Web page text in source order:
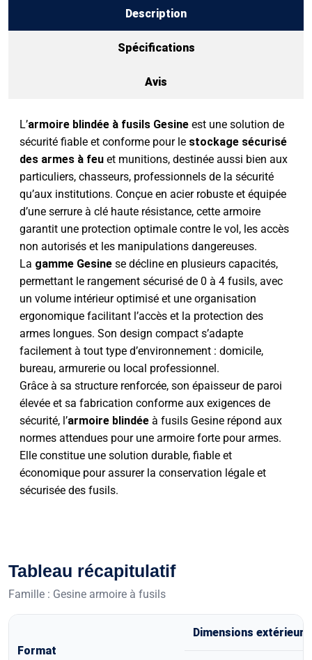
Description
Spécifications
Avis
L’armoire blindée à fusils Gesine est une solution de
sécurité fiable et conforme pour le stockage sécurisé
des armes à feu et munitions, destinée aussi bien aux
particuliers, chasseurs, professionnels de la sécurité
qu’aux institutions. Conçue en acier robuste et équipée
d’une serrure à clé haute résistance, cette armoire
garantit une protection optimale contre le vol, les accès
non autorisés et les manipulations dangereuses.
La gamme Gesine se décline en plusieurs capacités,
permettant le rangement sécurisé de 0 à 4 fusils, avec
un volume intérieur optimisé et une organisation
ergonomique facilitant l’accès et la protection des
armes longues. Son design compact s’adapte
facilement à tout type d’environnement : domicile,
bureau, armurerie ou local professionnel.
Grâce à sa structure renforcée, son épaisseur de paroi
élevée et sa fabrication conforme aux exigences de
sécurité, l’armoire blindée à fusils Gesine répond aux
normes attendues pour une armoire forte pour armes.
Elle constitue une solution durable, fiable et
économique pour assurer la conservation légale et
sécurisée des fusils.
Tableau récapitulatif
Famille : Gesine armoire à fusils
Format
Dimensions